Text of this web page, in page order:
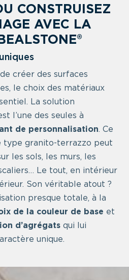
CONSTRUISEZ
AVEC LA
de créer des surfaces
le choix des matériaux
La solution
l’une des seules à
de personnalisation. Ce
type granito-terrazzo peut
les sols, les murs, les
Le tout, en intérieur
Son véritable atout ?
presque totale, à la
de la couleur de base et
d’agrégats qui lui
unique.